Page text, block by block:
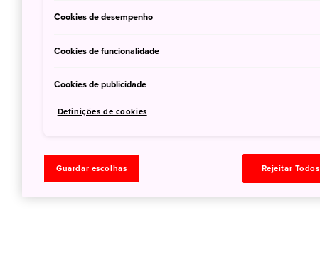
Cookies de desempenho
Cookies de funcionalidade
Cookies de publicidade
Definições de cookies
Guardar escolhas Rejeitar Todos